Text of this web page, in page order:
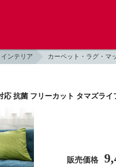
ンテリア カーペット・ラグ・マ
抗菌 フリーカット タマズラ
販売価格